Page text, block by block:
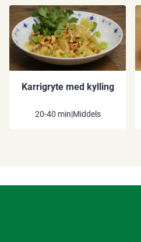
Karrigryte med kylling
20-40 min|Middels